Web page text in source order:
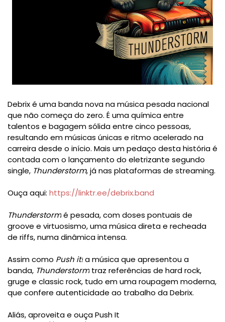
Debrix é uma banda nova na música pesada nacional
que não começa do zero. É uma química entre
talentos e bagagem sólida entre cinco pessoas,
resultando em músicas únicas e ritmo acelerado na
carreira desde o início. Mais um pedaço desta história é
contada com o lançamento do eletrizante segundo
single, Thunderstorm, já nas plataformas de streaming.
Ouça aqui: https://linktr.ee/debrix.band
Thunderstormé pesada, com doses pontuais de
groove e virtuosismo, uma música direta e recheada
de riffs, numa dinâmica intensa.
Assim como Push it!a música que apresentou a
banda, Thunderstorm traz referências de hard rock,
gruge e classic rock, tudo em uma roupagem moderna,
que confere autenticidade ao trabalho da Debrix.
Aliás, aproveita e ouça Push It